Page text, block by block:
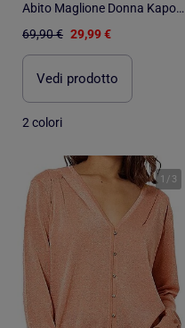
Abito Maglione Donna Kaporal
69,90 € 29,99 €
Vedi prodotto
2 colori
1 / 3